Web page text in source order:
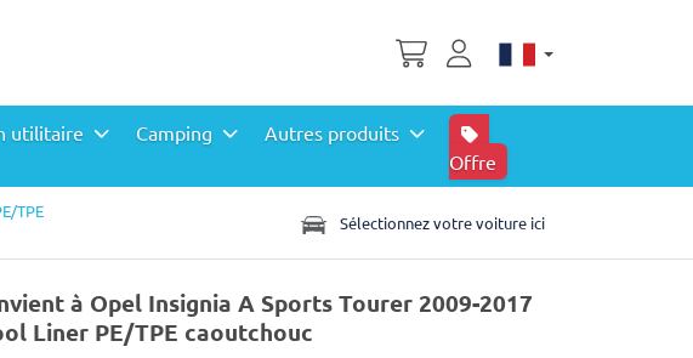
utilitaire Camping
Autres produits
Offre
TPE
Sélectionnez votre voiture ici
à Opel Insignia A Sports Tourer 2009-2017
Liner PE/TPE caoutchouc